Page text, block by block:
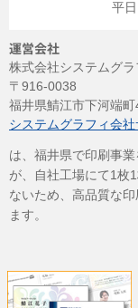
平
運営会社
株式会社システムグラ
〒916-0038
福井県鯖江市下河端
システムグラフィ会
は、福井県で印刷事
が、自社工場にて1枚
ないため、高品質な
ます。